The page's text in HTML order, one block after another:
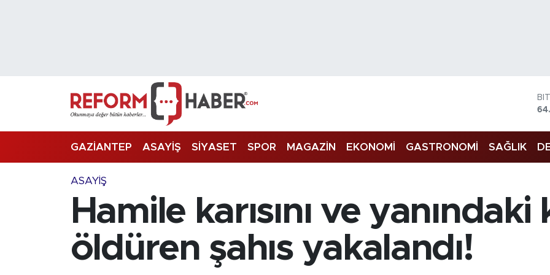
GAZİANTEP ASAYİŞ SİYASET SPOR MAGAZİN EKONOMİ GASTRONOMİ SAĞLIK
ASAYİŞ
Hamile karısını ve yanındaki
öldüren şahıs yakalandı!
Trafik Durumu
Süper Lig Puan Durumu ve Fikstür
Son Dakika Haberleri
Haber Arşivi